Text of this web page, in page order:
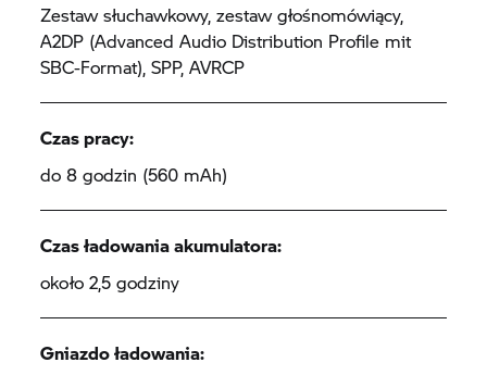
Zestaw słuchawkowy, zestaw głośnomówiący,
A2DP (Advanced Audio Distribution Profile mit
SBC-Format), SPP, AVRCP
Czas pracy:
do 8 godzin (560 mAh)
Czas ładowania akumulatora:
około 2,5 godziny
Gniazdo ładowania: